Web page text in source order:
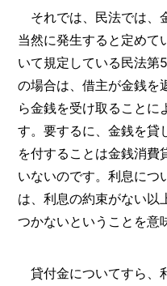
それでは、民法では、
当然に発生すると定めて
いて規定している民法第
の場合は、借主が金銭を
ら金銭を受け取ることに
す。要するに、金銭を貸
を付することは金銭消費
いないのです。利息につ
は、利息の約束がない以
つかないということを意
貸付金についてすら、